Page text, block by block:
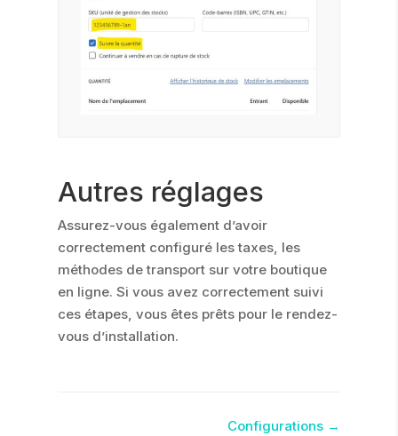
Autres réglages
Assurez-vous également d’avoir
correctement configuré les taxes, les
méthodes de transport sur votre boutique
en ligne. Si vous avez correctement suivi
ces étapes, vous êtes prêts pour le rendez-
vous d’installation.
Configurations →